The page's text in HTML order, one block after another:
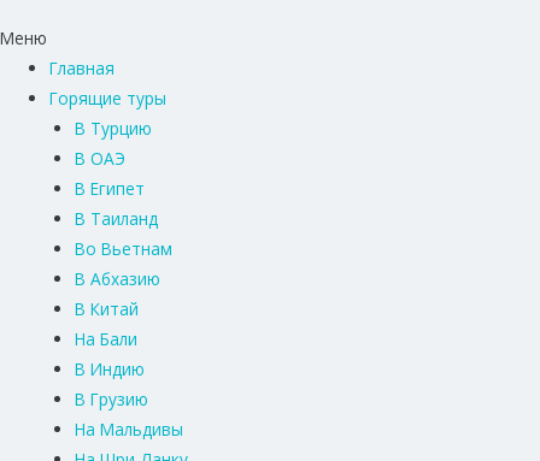
Меню
Главная
Горящие туры
В Турцию
В ОАЭ
В Египет
В Таиланд
Во Вьетнам
В Абхазию
В Китай
На Бали
В Индию
В Грузию
На Мальдивы